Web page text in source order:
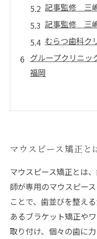
記事監修 三
記事監修 三
むらつ歯科ク
グループクリニッ
福岡
マウスピース矯正と
マウスピース矯正とは
師が専用のマウスピー
ことで、歯並びを整え
あるブラケット矯正や
取り付け、個々の歯に